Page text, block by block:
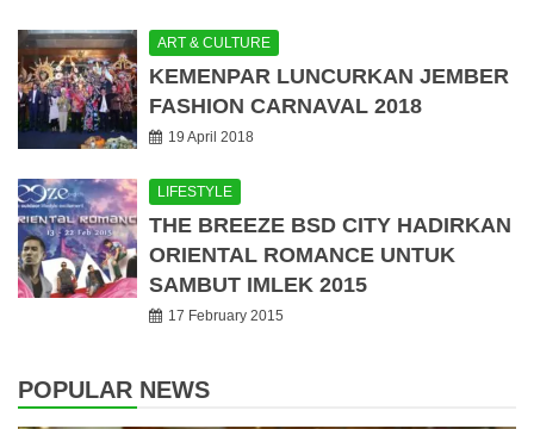
ART & CULTURE
KEMENPAR LUNCURKAN JEMBER
FASHION CARNAVAL 2018
19 April 2018
LIFESTYLE
THE BREEZE BSD CITY HADIRKAN
ORIENTAL ROMANCE UNTUK
SAMBUT IMLEK 2015
17 February 2015
POPULAR NEWS